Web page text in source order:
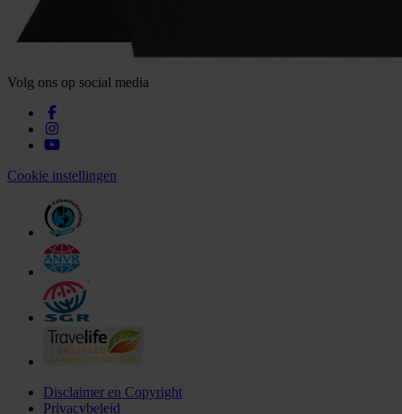
Volg ons op social media
Cookie instellingen
Disclaimer en Copyright
Privacybeleid